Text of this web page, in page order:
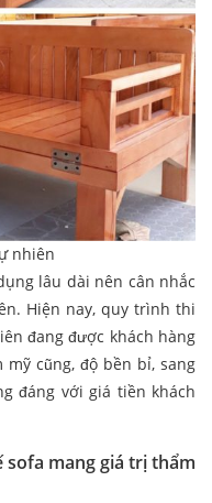
nhiên
lâu dài nên cân nhắc
Hiện nay, quy trình thi
đang được khách hàng
cũng, độ bền bỉ, sang
đáng với giá tiền khách
mang giá trị thẩm